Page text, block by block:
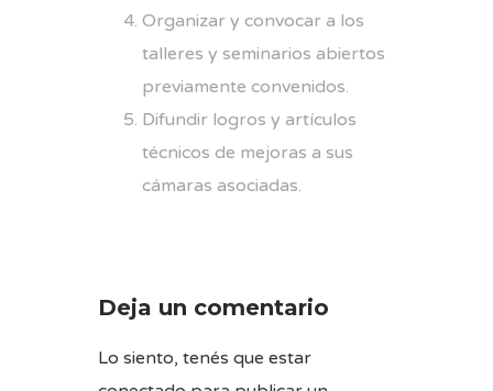
Organizar y convocar a los
talleres y seminarios abiertos
previamente convenidos.
Difundir logros y artículos
técnicos de mejoras a sus
cámaras asociadas.
Deja un comentario
Lo siento, tenés que estar